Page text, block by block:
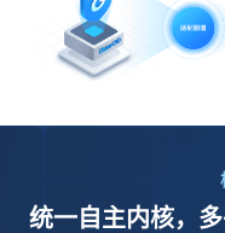
统一自主内核，